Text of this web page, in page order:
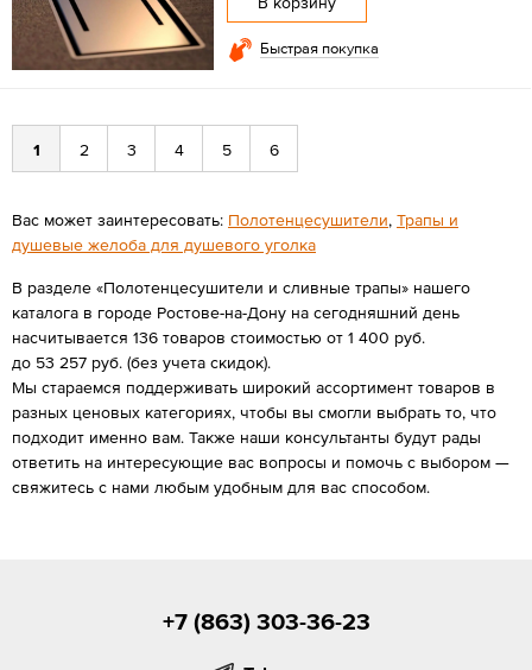
Быстрая покупка
1 2 3 4 5 6
Вас может заинтересовать: Полотенцесушители, Трапы и
душевые желоба для душевого уголка
В разделе «Полотенцесушители и сливные трапы» нашего
каталога в городе Ростове-на-Дону на сегодняшний день
насчитывается 136 товаров стоимостью от 1 400 руб.
до 53 257 руб. (без учета скидок).
Мы стараемся поддерживать широкий ассортимент товаров в
разных ценовых категориях, чтобы вы смогли выбрать то, что
подходит именно вам. Также наши консультанты будут рады
ответить на интересующие вас вопросы и помочь с выбором —
свяжитесь с нами любым удобным для вас способом.
+7 (863) 303-36-23